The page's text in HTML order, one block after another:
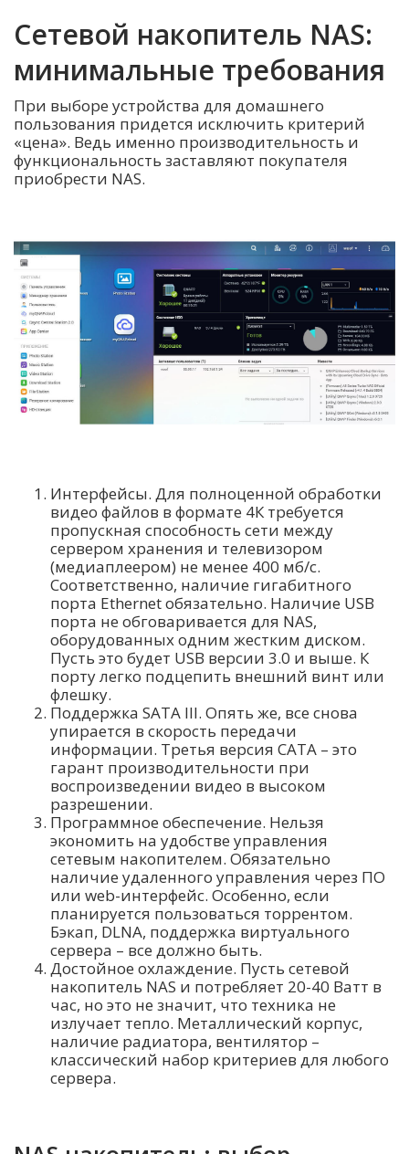
Сетевой накопитель NAS:
минимальные требования
При выборе устройства для домашнего
пользования придется исключить критерий
«цена». Ведь именно производительность и
функциональность заставляют покупателя
приобрести NAS.
Интерфейсы. Для полноценной обработки
видео файлов в формате 4К требуется
пропускная способность сети между
сервером хранения и телевизором
(медиаплеером) не менее 400 мб/с.
Соответственно, наличие гигабитного
порта Ethernet обязательно. Наличие USB
порта не обговаривается для NAS,
оборудованных одним жестким диском.
Пусть это будет USB версии 3.0 и выше. К
порту легко подцепить внешний винт или
флешку.
Поддержка SATA III. Опять же, все снова
упирается в скорость передачи
информации. Третья версия САТА – это
гарант производительности при
воспроизведении видео в высоком
разрешении.
Программное обеспечение. Нельзя
экономить на удобстве управления
сетевым накопителем. Обязательно
наличие удаленного управления через ПО
или web-интерфейс. Особенно, если
планируется пользоваться торрентом.
Бэкап, DLNA, поддержка виртуального
сервера – все должно быть.
Достойное охлаждение. Пусть сетевой
накопитель NAS и потребляет 20-40 Ватт в
час, но это не значит, что техника не
излучает тепло. Металлический корпус,
наличие радиатора, вентилятор –
классический набор критериев для любого
сервера.